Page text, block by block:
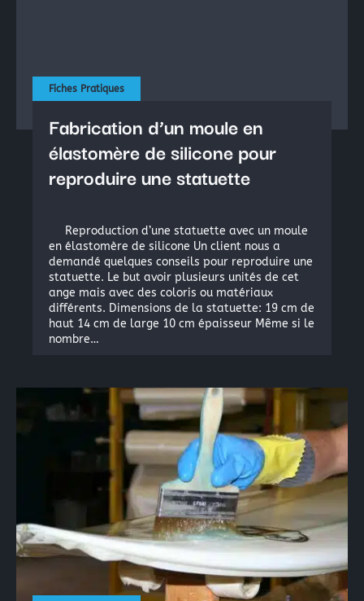
Fiches Pratiques
Fabrication d’un moule en
élastomère de silicone pour
reproduire une statuette
Reproduction d’une statuette avec un moule
en élastomère de silicone Un client nous a
demandé quelques conseils pour reproduire une
statuette. Le but avoir plusieurs unités de cet
ange mais avec des coloris ou matériaux
différents. Dimensions de la statuette: 19 cm de
haut 14 cm de large 10 cm épaisseur Même si le
nombre…